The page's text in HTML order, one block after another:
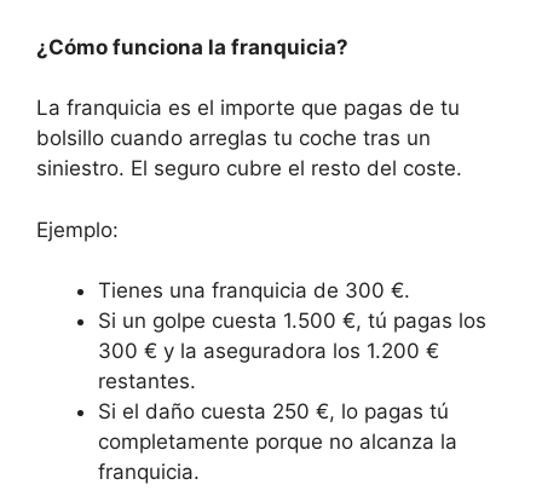
¿Cómo funciona la franquicia?
La franquicia es el importe que pagas de tu
bolsillo cuando arreglas tu coche tras un
siniestro. El seguro cubre el resto del coste.
Ejemplo:
Tienes una franquicia de 300 €.
Si un golpe cuesta 1.500 €, tú pagas los
300 € y la aseguradora los 1.200 €
restantes.
Si el daño cuesta 250 €, lo pagas tú
completamente porque no alcanza la
franquicia.